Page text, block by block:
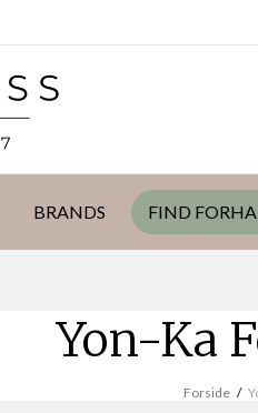
BRANDS FIND
Yon-Ka
Forside /